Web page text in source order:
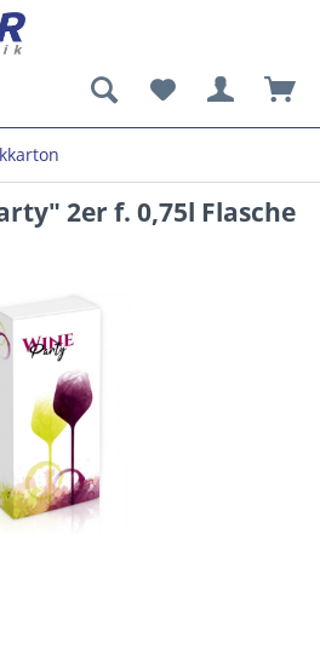
2er f. 0,75l Flasche